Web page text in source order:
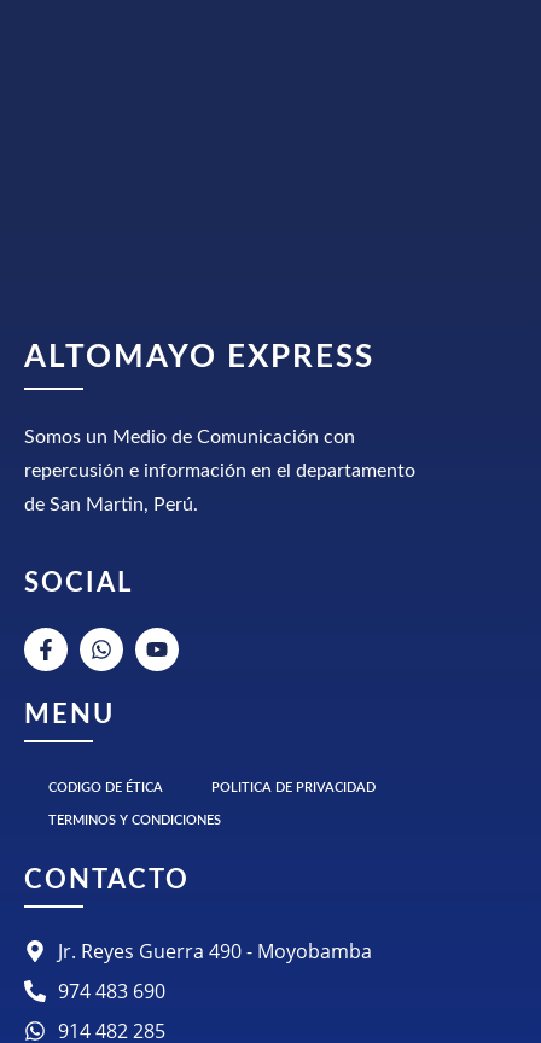
ALTOMAYO EXPRESS
Somos un Medio de Comunicación con
repercusión e información en el departamento
de San Martin, Perú.
SOCIAL
MENU
CODIGO DE ÉTICA POLITICA DE PRIVACIDAD
TERMINOS Y CONDICIONES
CONTACTO
Jr. Reyes Guerra 490 - Moyobamba
974 483 690
914 482 285